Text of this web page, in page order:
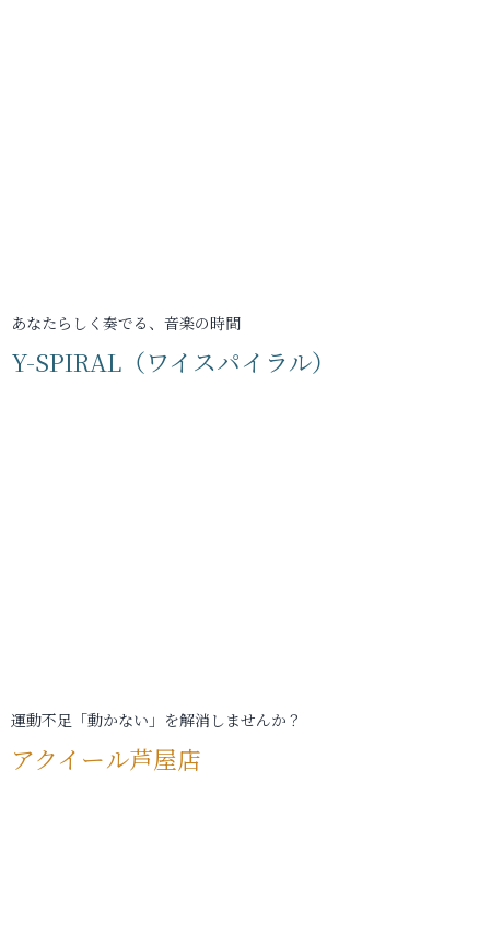
あなたらしく奏でる、音楽の時間
Y-SPIRAL（ワイスパイラル）
運動不足「動かない」を解消しませんか？
アクイール芦屋店